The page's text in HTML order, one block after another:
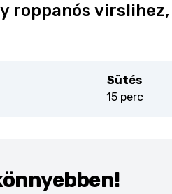
roppanós
Sütés
15 perc